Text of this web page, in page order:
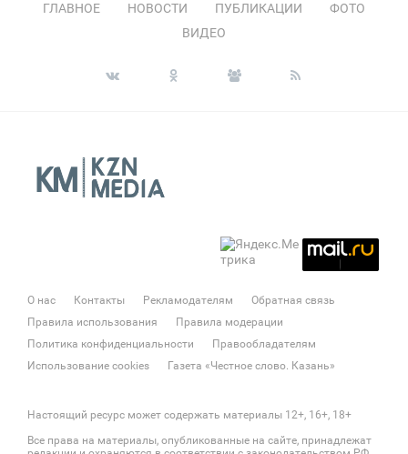
ГЛАВНОЕ НОВОСТИ ПУБЛИКАЦИИ
ФОТО
ВИДЕО
О нас Контакты Рекламодателям
Обратная связь
Правила использования
Правила модерации
Политика конфиденциальности
Правообладателям
Использование cookies
Газета «Честное слово. Казань»
Настоящий ресурс может содержать материалы 12+, 16+, 18+
Все права на материалы, опубликованные на сайте, принадлежат